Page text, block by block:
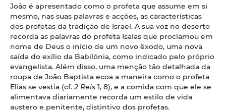
João é apresentado como o profeta que assume em si
mesmo, nas suas palavras e acções, as características
dos profetas da tradição de Israel. A sua voz no deserto
recorda as palavras do profeta Isaías que proclamou em
nome de Deus o início de um novo êxodo, uma nova
saída do exílio da Babilónia, como indicado pelo próprio
evangelista. Além disso, uma menção tão detalhada da
roupa de João Baptista ecoa a maneira como o profeta
Elias se vestia (cf.2 Reis 1, 8), e a comida com que ele se
alimentava diariamente recorda um estilo de vida
austero e penitente, distintivo dos profetas.